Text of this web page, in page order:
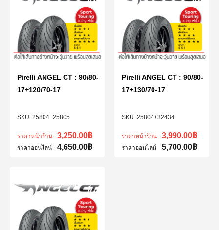
25804+25805
Pirelli ANGEL CT : 90/80-
17+120/70-17
ราคาหน้าร้าน 3,250.00฿
ราคาออนไลน์ 4,650.00฿
25804+32434
Pirelli ANGEL CT : 90/80-
17+130/70-17
ราคาหน้าร้าน 3,990.00฿
ราคาออนไลน์ 5,700.00฿